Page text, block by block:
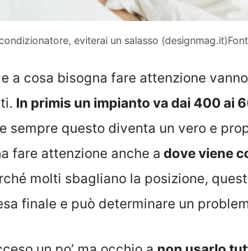
eviterai un salasso
e a cosa bisogna fare attenzione
In primis un impianto va dai 400 ai
sempre questo diventa un vero e
fare attenzione anche a dove viene
molti sbagliano la posizione,
finale e può determinare un